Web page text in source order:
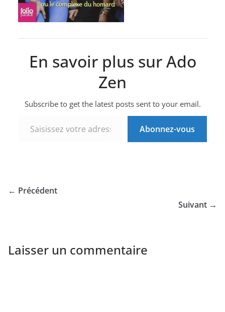
En savoir plus sur Ado
Zen
Subscribe to get the latest posts sent to your email.
Abonnez-vous
← Précédent
Suivant →
Laisser un commentaire